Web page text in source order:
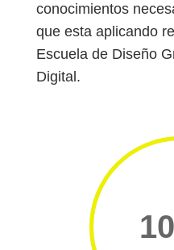
conocimientos
que esta aplicando
Escuela de Diseño
Digital.